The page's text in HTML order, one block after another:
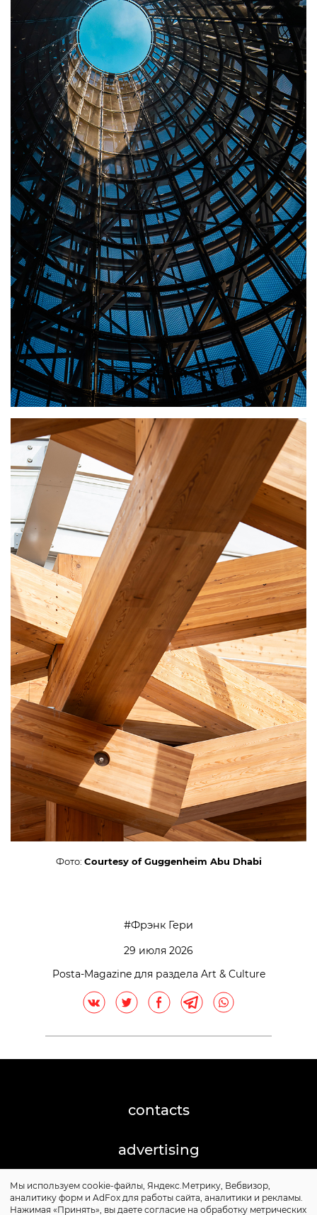
Фото: Courtesy of Guggenheim Abu Dhabi
Фрэнк Гери
29 июля 2026
Posta-Magazine для раздела Art & Culture
contacts
advertising
©2026 Posta-Magazine
Сайт может содержать контент, не предназначенный
Мы используем cookie-файлы, Яндекс.Метрику, Вебвизор,
аналитику форм и AdFox для работы сайта, аналитики и рекламы.
Нажимая «Принять», вы даете согласие на обработку метрических